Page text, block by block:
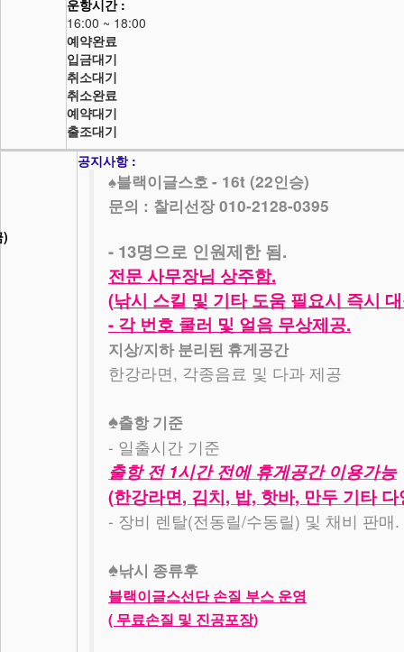
운항시간 :
16:00 ~ 18:00
예약완료
입금대기
취소대기
취소완료
예약대기
출조대기
)
공지사항 :
♠블랙이글스호 - 16t (22인승)
문의 : 찰리선장 010-2128-0395
- 13명으로 인원제한 됨 .
전문 사무장님 상주함.
(낚시 스킬 및 기타 도움 필요시 즉시
- 각 번호 쿨러 및 얼음 무상제공.
지상/지하 분리된 휴게공간
한강라면 , 각종음료 및 다과 제공
♠출항 기준
- 일출시간 기준
출항 전 1시간 전에 휴게공간 이용가능
(한강라면 , 김치 , 밥, 핫바, 만두 기타
- 장비 렌탈(전동릴/수동릴 ) 및 채비 판매 .
♠낚시 종류후
블랙이글스선단 손질 부스 운영
( 무료손질 및 진공포장)